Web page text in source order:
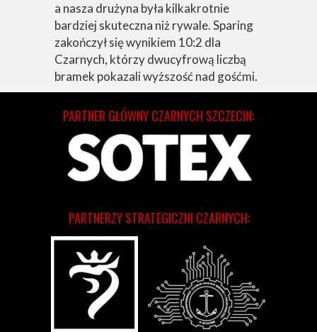
a nasza drużyna była kilkakrotnie
bardziej skuteczna niż rywale. Sparing
zakończył się wynikiem 10:2 dla
Czarnych, którzy dwucyfrową liczbą
bramek pokazali wyższość nad gośćmi.
PARTNERZY STRATEGICZNI CZARNYCH:
PARTNER GŁÓWNY CZARNYCH SZCZECIN: